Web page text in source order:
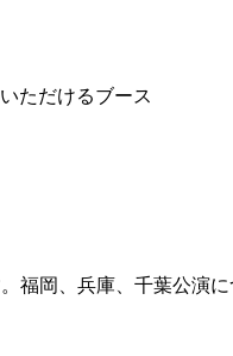
ただけるブース
岡、兵庫、千葉公演に